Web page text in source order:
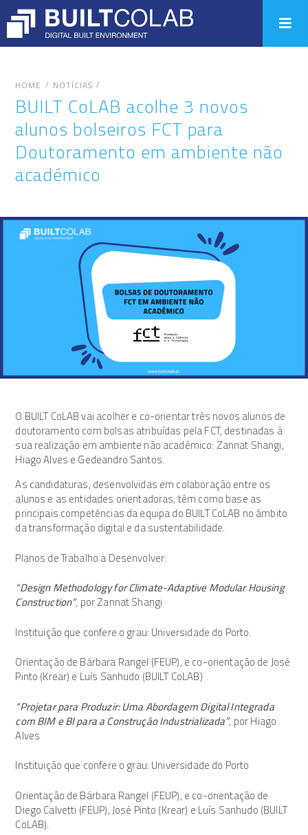
HOME / NOTÍCIAS /
BUILT CoLAB acolhe 3 novos
alunos bolseiros FCT para
Doutoramento em ambiente não
académico
O BUILT CoLAB vai acolher e co-orientar três novos alunos de
doutoramento com bolsas atribuídas pela FCT, destinadas à
sua realização em ambiente não académico: Zannat Shangi,
Hiago Alves e Gedeandro Santos.
As candidaturas, desenvolvidas em colaboração entre os
alunos e as entidades orientadoras, têm como base as
principais competências da equipa do BUILT CoLAB no âmbito
da transformação digital e da sustentabilidade.
Planos de Trabalho a Desenvolver:
“Design Methodology for Climate-Adaptive Modular Housing
Construction”,por Zannat Shangi
Instituição que confere o grau: Universidade do Porto.
Orientação de Bárbara Rangel (FEUP), e co-orientação de José
Pinto (Krear) e Luís Sanhudo (BUILT CoLAB)
“Projetar para Produzir: Uma Abordagem Digital Integrada
com BIM e BI para a Construção Industrializada”,por Hiago
Alves
Instituição que confere o grau: Universidade do Porto
Orientação de Bárbara Rangel (FEUP), e co-orientação de
Diego Calvetti (FEUP), José Pinto (Krear) e Luís Sanhudo (BUILT
CoLAB).